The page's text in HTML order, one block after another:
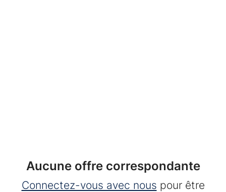
Aucune offre correspondante
Connectez-vous avec nous pour être